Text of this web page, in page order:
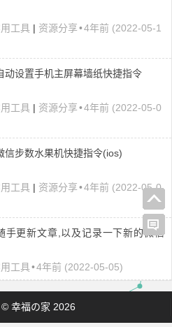
工具 | 资源分享•4年前 (2022-05-1
动设置手机主屏幕墙纸快捷指令
工具 | 资源分享•4年前 (2022-05-0
信步数水果机快捷指令(ios)
工具 | 资源分享•4年前 (2022-05-0
手更新文章,以及记录一下新的微信
工具•4年前 (2022-05-05)
幸福の家 2026